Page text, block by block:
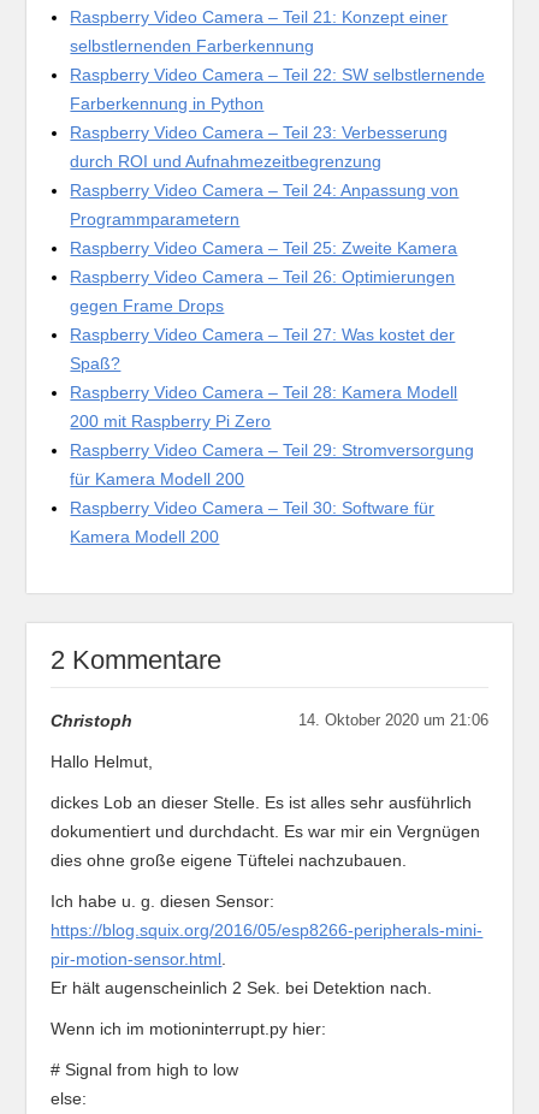
Raspberry Video Camera – Teil 21: Konzept einer
selbstlernenden Farberkennung
Raspberry Video Camera – Teil 22: SW selbstlernende
Farberkennung in Python
Raspberry Video Camera – Teil 23: Verbesserung
durch ROI und Aufnahmezeitbegrenzung
Raspberry Video Camera – Teil 24: Anpassung von
Programmparametern
Raspberry Video Camera – Teil 25: Zweite Kamera
Raspberry Video Camera – Teil 26: Optimierungen
gegen Frame Drops
Raspberry Video Camera – Teil 27: Was kostet der
Spaß?
Raspberry Video Camera – Teil 28: Kamera Modell
200 mit Raspberry Pi Zero
Raspberry Video Camera – Teil 29: Stromversorgung
für Kamera Modell 200
Raspberry Video Camera – Teil 30: Software für
Kamera Modell 200
2 Kommentare
Christoph 14. Oktober 2020 um 21:06
Hallo Helmut,
dickes Lob an dieser Stelle. Es ist alles sehr ausführlich
dokumentiert und durchdacht. Es war mir ein Vergnügen
dies ohne große eigene Tüftelei nachzubauen.
Ich habe u. g. diesen Sensor:
https://blog.squix.org/2016/05/esp8266-peripherals-mini-
pir-motion-sensor.html.
Er hält augenscheinlich 2 Sek. bei Detektion nach.
Wenn ich im motioninterrupt.py hier:
# Signal from high to low
else: